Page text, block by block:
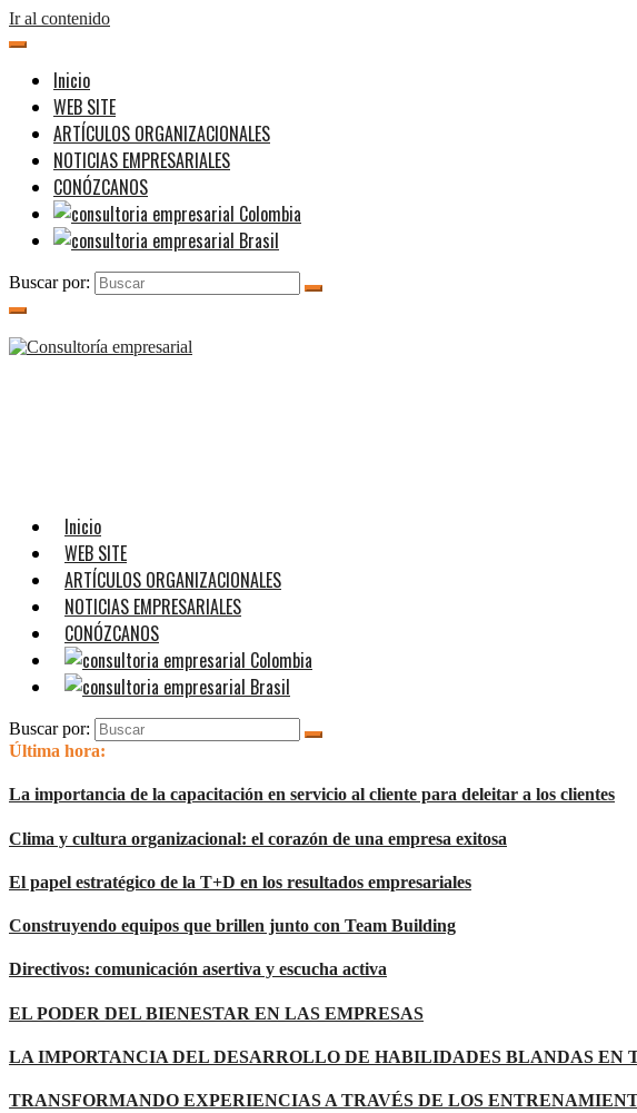
Ir al contenido
Inicio
WEB SITE
ARTÍCULOS ORGANIZACIONALES
NOTICIAS EMPRESARIALES
CONÓZCANOS
Buscar por:
Inicio
WEB SITE
ARTÍCULOS ORGANIZACIONALES
NOTICIAS EMPRESARIALES
CONÓZCANOS
Buscar por:
Última hora:
La importancia de la capacitación en servicio al cliente para deleitar a los clientes
Clima y cultura organizacional: el corazón de una empresa exitosa
El papel estratégico de la T+D en los resultados empresariales
Construyendo equipos que brillen junto con Team Building
Directivos: comunicación asertiva y escucha activa
EL PODER DEL BIENESTAR EN LAS EMPRESAS
LA IMPORTANCIA DEL DESARROLLO DE HABILIDADES BLANDAS
TRANSFORMANDO EXPERIENCIAS A TRAVÉS DE LOS